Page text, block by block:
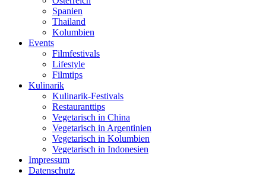
Spanien
Thailand
Kolumbien
Events
Filmfestivals
Lifestyle
Filmtips
Kulinarik
Kulinarik-Festivals
Restauranttips
Vegetarisch in China
Vegetarisch in Argentinien
Vegetarisch in Kolumbien
Vegetarisch in Indonesien
Impressum
Datenschutz